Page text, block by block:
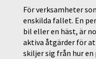
För verksamheter
enskilda fallet. En
bil eller en häst, är
aktiva åtgärder för
skiljer sig från hur